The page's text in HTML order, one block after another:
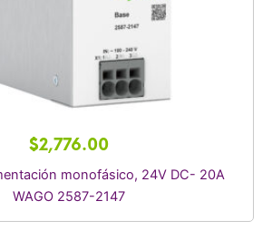
$2,776.00
monofásico, 24V DC- 20A
WAGO 2587-2147